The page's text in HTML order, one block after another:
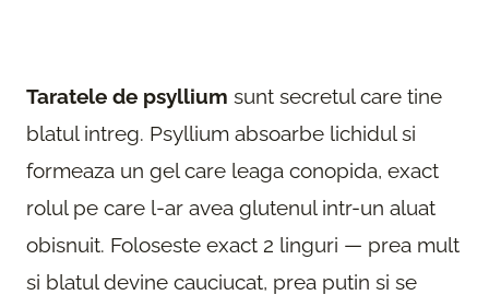
Taratele de psyllium sunt secretul care tine
blatul intreg. Psyllium absoarbe lichidul si
formeaza un gel care leaga conopida, exact
rolul pe care l-ar avea glutenul intr-un aluat
obisnuit. Foloseste exact 2 linguri — prea mult
si blatul devine cauciucat, prea putin si se